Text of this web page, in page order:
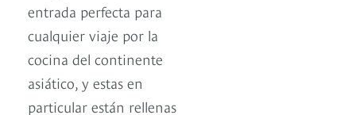
entrada perfecta para
cualquier viaje por la
cocina del continente
asiático, y estas en
particular están rellenas